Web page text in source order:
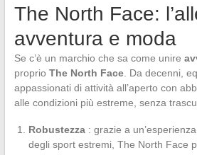
The North Face:
avventura e moda
Se c’è un marchio che sa come unire
proprio The North Face. Da decenni,
appassionati di attività all’aperto con
alle condizioni più estreme, senza
Robustezza : grazie a
degli sport estremi, The North Face